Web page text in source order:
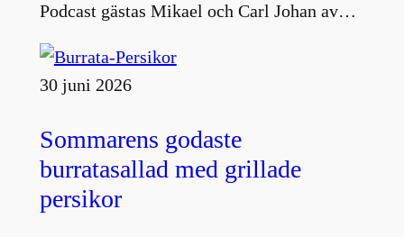
Podcast gästas Mikael och Carl Johan av…
30 juni 2026
Sommarens godaste
burratasallad med grillade
persikor